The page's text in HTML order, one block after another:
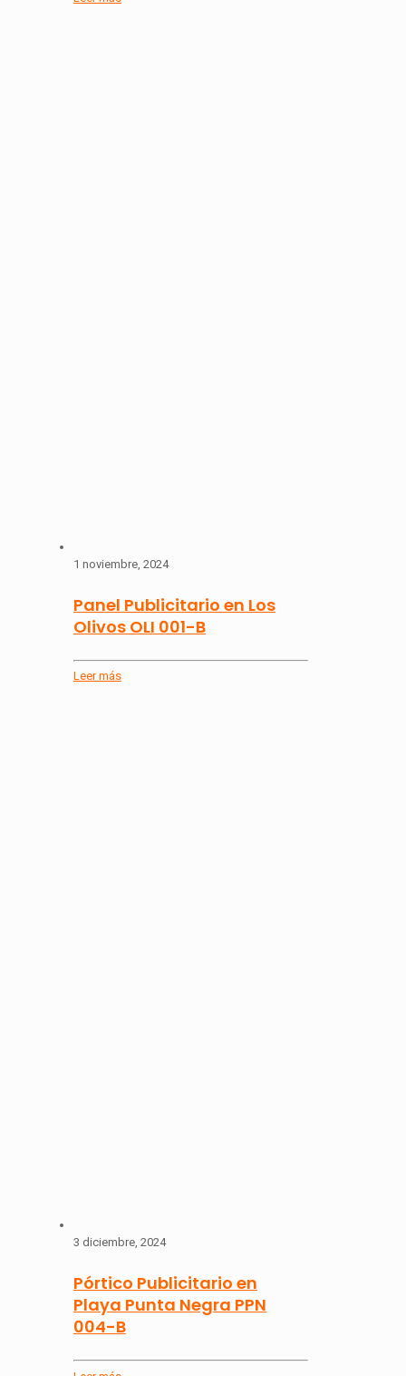
1 noviembre, 2024
Panel Publicitario en Los
Olivos OLI 001-B
Leer más
3 diciembre, 2024
Pórtico Publicitario en
Playa Punta Negra PPN
004-B